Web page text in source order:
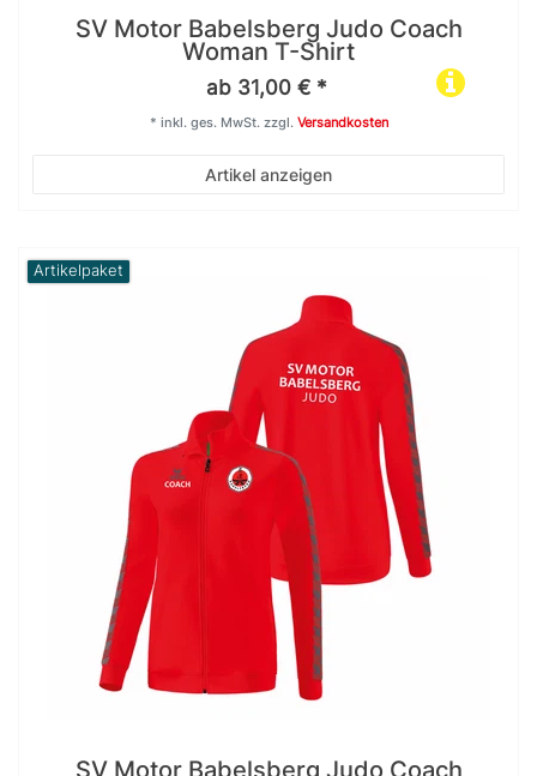
SV Motor Babelsberg Judo Coach
Woman T-Shirt
ab 31,00 € *
Artikel anzeigen
* inkl. ges. MwSt.zzgl. Versandkosten
Artikelpaket